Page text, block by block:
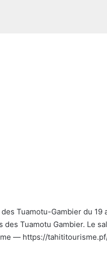
Tuamotu-Gambier du 19
Tuamotu Gambier. Le
— https://